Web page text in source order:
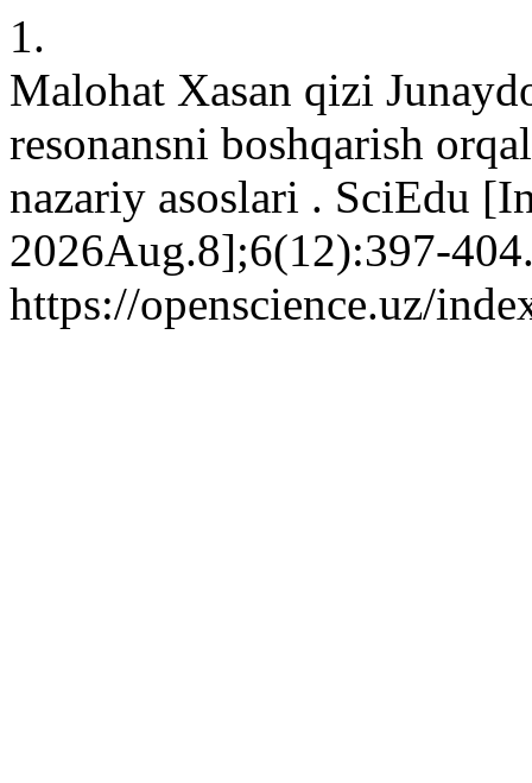
1.
Malohat Xasan qizi
resonansni boshqarish
nazariy asoslari . SciEdu
2026Aug.8];6(12):397-
https://openscience.uz/